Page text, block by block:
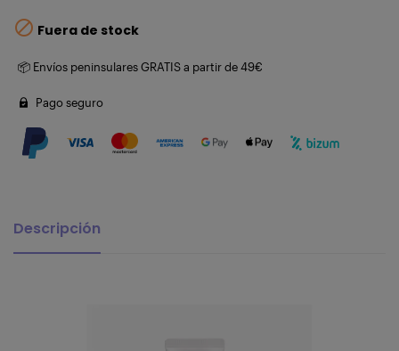
 Fuera de stock
📦 Envíos peninsulares GRATIS a partir de 49€
Pago seguro
Descripción